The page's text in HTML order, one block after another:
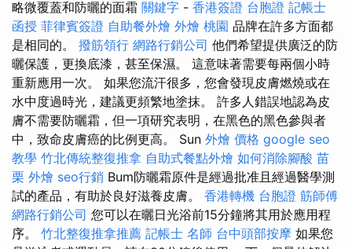
略微覆蓋和防曬的面霜 關鍵字 - 香港簽證 台胞證 記帳士
函授 菲律賓簽證 自助餐外燴 外燴 桃園 品牌在許多方面都
是相同的。 撥筋領行 網路行銷公司 他們希望提供廣泛的防
曬保護，更換底漆，甚至保濕。 這意味著需要每兩個小時
重新應用一次。 如果您流汗很多，您會發現皮膚燃燒或在
水中度過時光，建議更頻繁地塗抹。 許多人錯誤地認為皮
膚不需要防曬霜，但一項研究表明，在黑色的黑色參與者
中，致命皮膚癌的比例更高。 Sun 外燴 價格 google seo
教學 竹北傳統整復推拿 自助式餐點外燴 如何消除腳酸 苗
栗 外燴 seo行銷 Bum防曬霜原件是經過批准且經過醫學測
試的產品，有助於良好滋養皮膚。 香港轉機 台胞證 筋師傅
網路行銷公司 您可以在曬日光浴前15分鐘將其用於應用程
序。 竹北整復推拿推薦 記帳士 名師 台中頭部按摩 如果您